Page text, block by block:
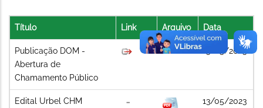
Título Link Arquivo Data
Publicação DOM -
Abertura de
Chamamento Público
13/05/2023
Edital Urbel CHM
13/05/2023